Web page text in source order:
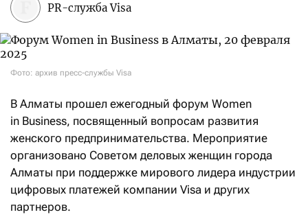
PR-служба Visa
Фото: архив пресс-службы Visa
В Алматы прошел ежегодный форум Women
in Business, посвященный вопросам развития
женского предпринимательства. Мероприятие
организовано Советом деловых женщин города
Алматы при поддержке мирового лидера индустрии
цифровых платежей компании Visa и других
партнеров.